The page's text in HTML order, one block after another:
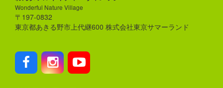
Wonderful Nature Village
〒197-0832
東京都あきる野市上代継600 株式会社東京サマーランド